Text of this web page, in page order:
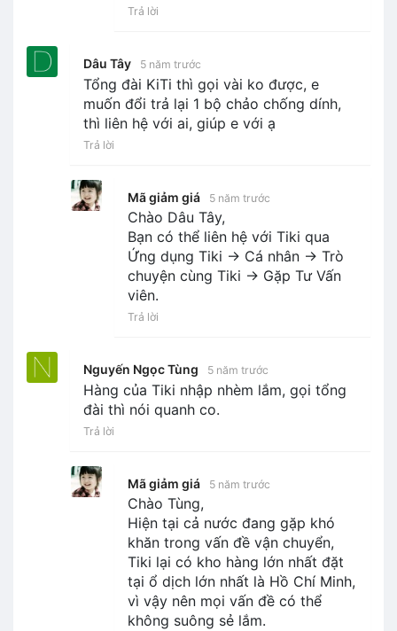
Trả lời
Dâu Tây 5 năm trước
Tổng đài KiTi thì gọi vài ko được, e
muốn đổi trả lại 1 bộ chảo chống dính,
thì liên hệ với ai, giúp e với ạ
Trả lời
Mã giảm giá 5 năm trước
Chào Dâu Tây,
Bạn có thể liên hệ với Tiki qua
Ứng dụng Tiki -> Cá nhân -> Trò
chuyện cùng Tiki -> Gặp Tư Vấn
viên.
Trả lời
Nguyến Ngọc Tùng 5 năm trước
Hàng của Tiki nhập nhèm lắm, gọi tổng
đài thì nói quanh co.
Trả lời
Mã giảm giá 5 năm trước
Chào Tùng,
Hiện tại cả nước đang gặp khó
khăn trong vấn đề vận chuyển,
Tiki lại có kho hàng lớn nhất đặt
tại ổ dịch lớn nhất là Hồ Chí Minh,
vì vậy nên mọi vấn đề có thể
không suông sẻ lắm.